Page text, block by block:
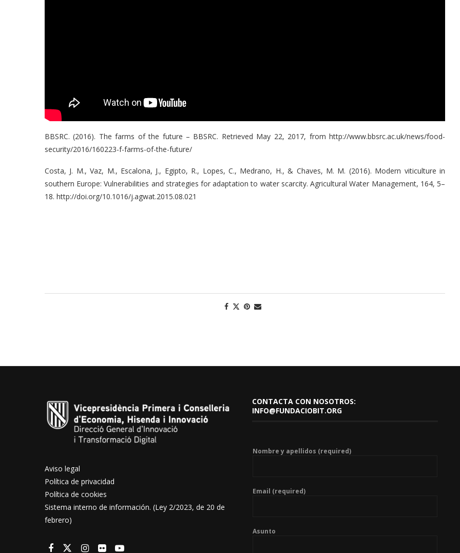
BBSRC. (2016). The farms of the future – BBSRC. Retrieved May 22, 2017, from http://www.bbsrc.ac.uk/news/food-
security/2016/160223-f-farms-of-the-future/
Costa, J. M., Vaz, M., Escalona, J., Egipto, R., Lopes, C., Medrano, H., & Chaves, M. M. (2016). Modern viticulture in
southern Europe: Vulnerabilities and strategies for adaptation to water scarcity. Agricultural Water Management, 164, 5–
18. http://doi.org/10.1016/j.agwat.2015.08.021
Aviso legal
Política de privacidad
Política de cookies
Sistema interno de información. (Ley 2/2023, de 20 de
febrero)
CONTACTA CON NOSOTROS:
INFO@FUNDACIOBIT.ORG
Nombre y apellidos (required)
Email (required)
Asunto